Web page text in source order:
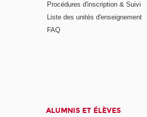
Procédures d'inscription & Suivi
Liste des unités d'enseignement
FAQ
ALUMNIS ET ÉLÈVES